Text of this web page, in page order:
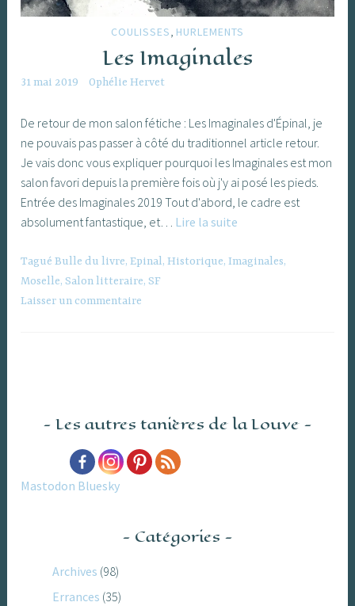
COULISSES, HURLEMENTS
Les Imaginales
31 mai 2019 Ophélie Hervet
De retour de mon salon fétiche : Les Imaginales d'Épinal, je
ne pouvais pas passer à côté du traditionnel article retour.
Je vais donc vous expliquer pourquoi les Imaginales est mon
salon favori depuis la première fois où j'y ai posé les pieds.
Entrée des Imaginales 2019 Tout d'abord, le cadre est
absolument fantastique, et… Lire la suite
TaguéBulle du livre,Epinal,Historique,Imaginales,
Moselle,Salon litteraire,SF
Laisser un commentaire
Les autres tanières de la Louve
Mastodon Bluesky
Catégories
Archives (98)
Errances (35)